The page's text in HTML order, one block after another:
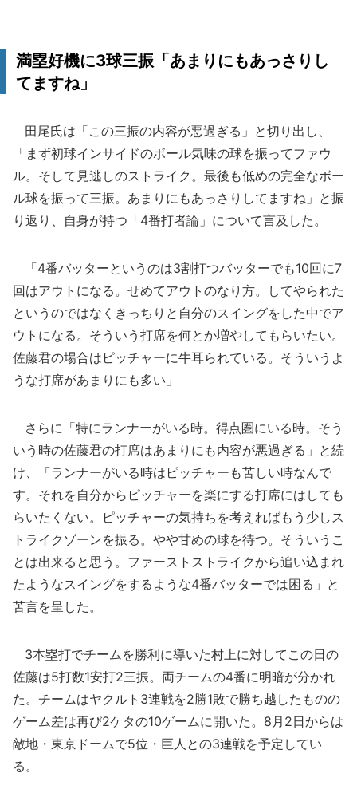
満塁好機に3球三振「あまりにもあっさりし
てますね」
田尾氏は「この三振の内容が悪過ぎる」と切り出し、
「まず初球インサイドのボール気味の球を振ってファウ
ル。そして見逃しのストライク。最後も低めの完全なボー
ル球を振って三振。あまりにもあっさりしてますね」と振
り返り、自身が持つ「4番打者論」について言及した。
「4番バッターというのは3割打つバッターでも10回に7
回はアウトになる。せめてアウトのなり方。してやられた
というのではなくきっちりと自分のスイングをした中でア
ウトになる。そういう打席を何とか増やしてもらいたい。
佐藤君の場合はピッチャーに牛耳られている。そういうよ
うな打席があまりにも多い」
さらに「特にランナーがいる時。得点圏にいる時。そう
いう時の佐藤君の打席はあまりにも内容が悪過ぎる」と続
け、「ランナーがいる時はピッチャーも苦しい時なんで
す。それを自分からピッチャーを楽にする打席にはしても
らいたくない。ピッチャーの気持ちを考えればもう少しス
トライクゾーンを振る。やや甘めの球を待つ。そういうこ
とは出来ると思う。ファーストストライクから追い込まれ
たようなスイングをするような4番バッターでは困る」と
苦言を呈した。
3本塁打でチームを勝利に導いた村上に対してこの日の
佐藤は5打数1安打2三振。両チームの4番に明暗が分かれ
た。チームはヤクルト3連戦を2勝1敗で勝ち越したものの
ゲーム差は再び2ケタの10ゲームに開いた。8月2日からは
敵地・東京ドームで5位・巨人との3連戦を予定してい
る。